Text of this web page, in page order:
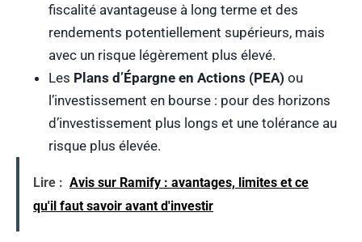
fiscalité avantageuse à long terme et des
rendements potentiellement supérieurs, mais
avec un risque légèrement plus élevé.
Les Plans d’Épargne en Actions (PEA) ou
l’investissement en bourse : pour des horizons
d’investissement plus longs et une tolérance au
risque plus élevée.
Lire : Avis sur Ramify : avantages, limites et ce
qu'il faut savoir avant d'investir